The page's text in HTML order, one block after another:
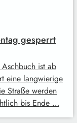
gesperrt
ist ab
eine langwierige
Straße werden
bis Ende …